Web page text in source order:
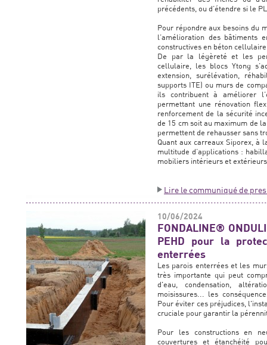
précédents, ou d’étendre si le
Pour répondre aux besoins du
l’amélioration des bâtiments
constructives en béton
De par la légèreté et les
cellulaire, les blocs Ytong
extension, surélévation,
supports ITE) ou murs de
ils contribuent à améliorer
permettant une rénovation
renforcement de la sécurité
de 15 cm soit au maximum de
permettent de rehausser sans
Quant aux carreaux Siporex, à
multitude d’applications :
mobiliers intérieurs et
Lire le communiqué de
10/06/2024
FONDALINE®
PEHD pour la
enterrées
Les parois enterrées et les
très importante qui peut
d'eau, condensation,
moisissures... les
Pour éviter ces préjudices,
cruciale pour garantir la
Pour les constructions en
couvertures et étanchéité